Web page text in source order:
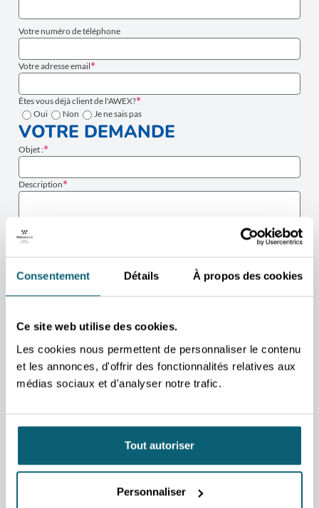
Consentement Détails À propos des cookies
Ce site web utilise des cookies.
Les cookies nous permettent de personnaliser le contenu
et les annonces, d'offrir des fonctionnalités relatives aux
médias sociaux et d'analyser notre trafic.
Tout autoriser
Personnaliser
Votre numéro de téléphone
Votre adresse email
Êtes vous déjà client de l'AWEX?
Oui
Non Je ne sais pas
VOTRE DEMANDE
Objet :
Description
J’accepte que les données fournies via ce formulaire soient utilisées par
l’Agence wallonne à l’Exportation et aux Investissements étrangers